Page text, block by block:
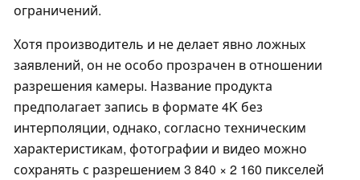
ограничений.
Хотя производитель и не делает явно ложных
заявлений, он не особо прозрачен в отношении
разрешения камеры. Название продукта
предполагает запись в формате 4K без
интерполяции, однако, согласно техническим
характеристикам, фотографии и видео можно
сохранять с разрешением 3 840 × 2 160 пикселей